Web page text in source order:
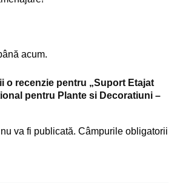
acum.
o recenzie pentru „Suport Etajat
pentru Plante si Decoratiuni –
va fi publicată. Câmpurile obligatorii